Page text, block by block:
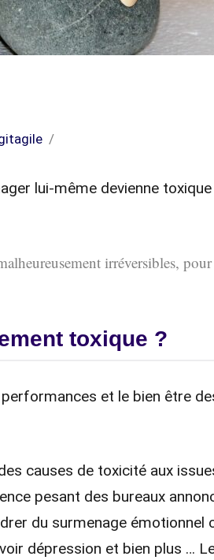
lui-même devienne
irréversibles,
toxique ?
et le bien être
causes de toxicité aux
pesant des bureaux
du surmenage émotionnel
dépression et bien plus …